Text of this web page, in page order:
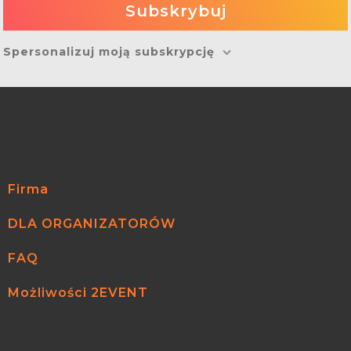
Spersonalizuj moją subskrypcję
Firma
DLA ORGANIZATORÓW
FAQ
Możliwości 2EVENT